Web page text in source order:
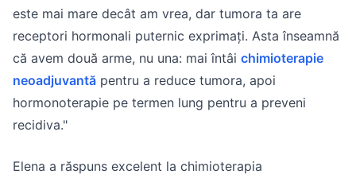
este mai mare decât am vrea, dar tumora ta are
receptori hormonali puternic exprimați. Asta înseamnă
că avem două arme, nu una: mai întâi chimioterapie
neoadjuvantă pentru a reduce tumora, apoi
hormonoterapie pe termen lung pentru a preveni
recidiva."
Elena a răspuns excelent la chimioterapia